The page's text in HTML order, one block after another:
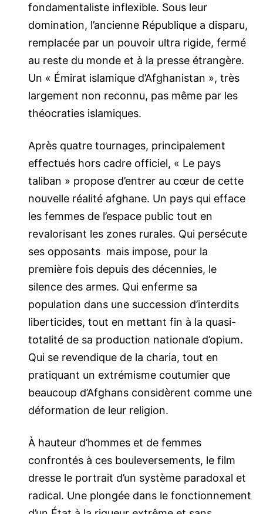
fondamentaliste inflexible. Sous leur
domination, l’ancienne République a disparu,
remplacée par un pouvoir ultra rigide, fermé
au reste du monde et à la presse étrangère.
Un « Émirat islamique d’Afghanistan », très
largement non reconnu, pas même par les
théocraties islamiques.
Après quatre tournages, principalement
effectués hors cadre officiel, « Le pays
taliban » propose d’entrer au cœur de cette
nouvelle réalité afghane. Un pays qui efface
les femmes de l’espace public tout en
revalorisant les zones rurales. Qui persécute
ses opposants mais impose, pour la
première fois depuis des décennies, le
silence des armes. Qui enferme sa
population dans une succession d’interdits
liberticides, tout en mettant fin à la quasi-
totalité de sa production nationale d’opium.
Qui se revendique de la charia, tout en
pratiquant un extrémisme coutumier que
beaucoup d’Afghans considèrent comme une
déformation de leur religion.
À hauteur d’hommes et de femmes
confrontés à ces bouleversements, le film
dresse le portrait d’un système paradoxal et
radical. Une plongée dans le fonctionnement